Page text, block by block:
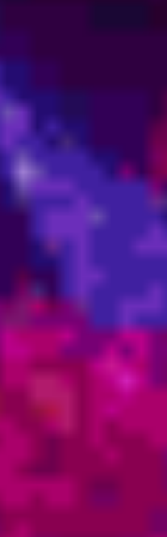
Cada vez
suas mentes
é fruto da